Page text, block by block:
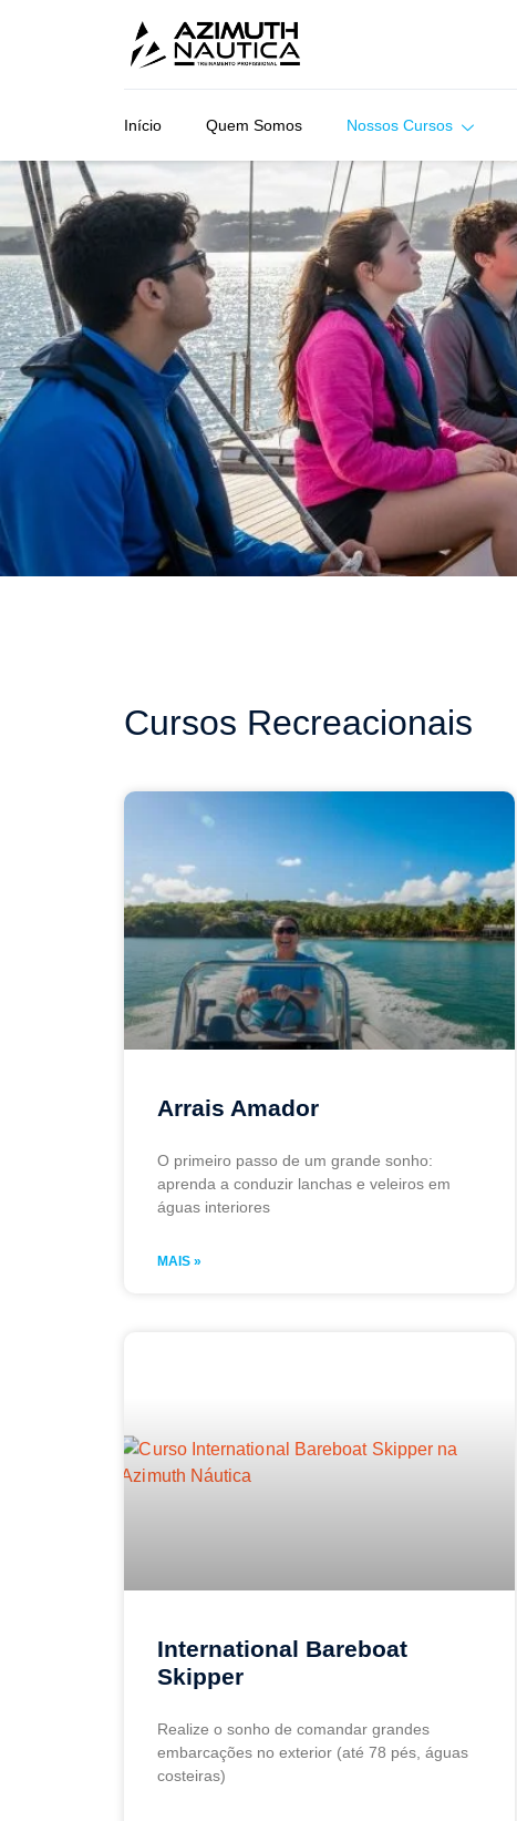
Início Quem Somos Nossos Cursos
Cursos Recreacionais
Arrais Amador
O primeiro passo de um grande sonho:
aprenda a conduzir lanchas e veleiros em
águas interiores
MAIS »
International Bareboat
Skipper
Realize o sonho de comandar grandes
embarcações no exterior (até 78 pés, águas
costeiras)